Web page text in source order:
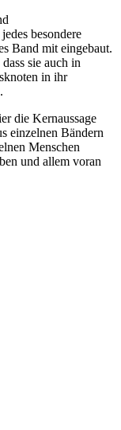
besondere
Band mit eingebaut.
sie auch in
in ihr
die Kernaussage
einzelnen Bändern
Menschen
und allem voran